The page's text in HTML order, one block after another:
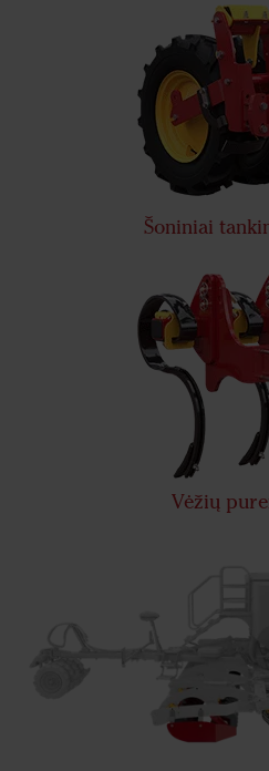
Šoniniai
Vėžių